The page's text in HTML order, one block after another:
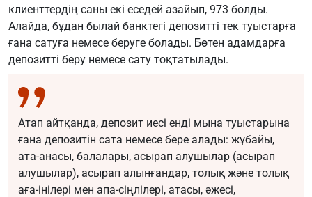
клиенттердің саны екі еседей азайып, 973 болды.
Алайда, бұдан былай банктегі депозитті тек туыстарға
ғана сатуға немесе беруге болады. Бөтен адамдарға
депозитті беру немесе сату тоқтатылады.
Атап айтқанда, депозит иесі енді мына туыстарына
ғана депозитін сата немесе бере алады: жұбайы,
ата-анасы, балалары, асырап алушылар (асырап
алушылар), асырап алынғандар, толық және толық
аға-інілері мен апа-сіңлілері, атасы, әжесі,